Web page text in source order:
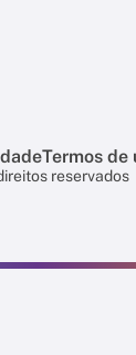
Termos de
reservados